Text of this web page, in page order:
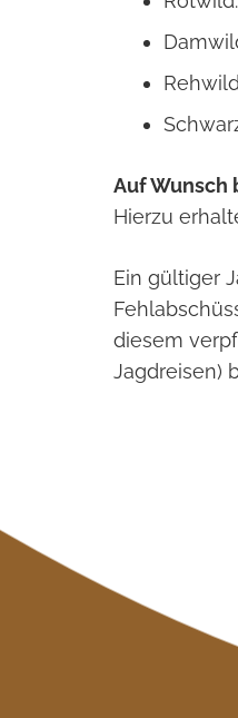
Auf Wunsch
Hierzu
Ein gültiger
diesem
Jagdreisen)